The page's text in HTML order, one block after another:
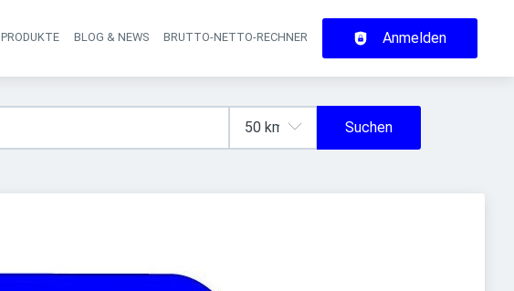
Haupt-Navigation
PRODUKTE BLOG & NEWS BRUTTO-NETTO-RECHNER Anmelden
Suchen